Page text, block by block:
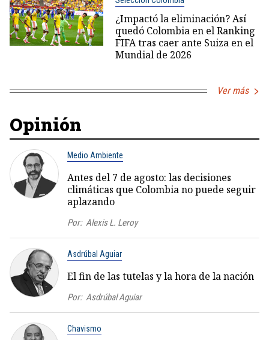
¿Impactó la eliminación? Así
quedó Colombia en el Ranking
FIFA tras caer ante Suiza en el
Mundial de 2026
Ver más
Opinión
Medio Ambiente
Antes del 7 de agosto: las decisiones
climáticas que Colombia no puede seguir
aplazando
Por: Alexis L. Leroy
Asdrúbal Aguiar
El fin de las tutelas y la hora de la nación
Por: Asdrúbal Aguiar
Chavismo